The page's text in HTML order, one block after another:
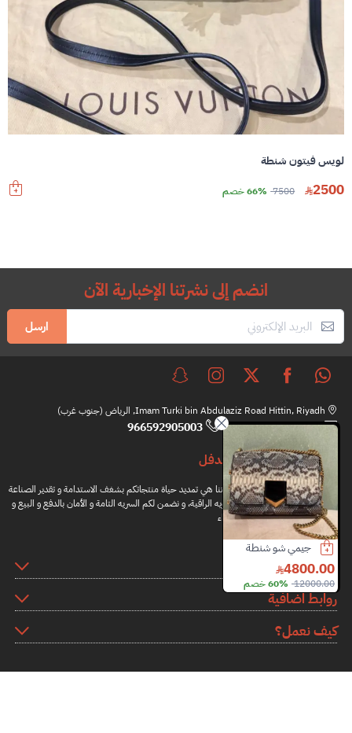
شنطة حقيبة غوتشي
1250.00
4000.00 40% خصم
2100.00
3200.00
34%
لويس فيتون شنطة
2500
7500 66% خصم
انضم إلى نشرتنا الإخبارية الآن
ارسل
Imam Turki bin Abdulaziz Road Hittin, Riyadh, الرياض (جنوب غرب)
hi@brandfull.com
966592905003
براندفل
مهمتنا هي تمديد حياة منتجاتكم بشغف الاستدامة و تقدير الصناعة
اليدويه الراقية، و نضمن لكم السريه التامة و الأمان بالدفع و البيع و
الشراء
المعلومات
روابط اضافية
كيف نعمل؟